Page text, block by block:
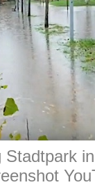
Stadtpark